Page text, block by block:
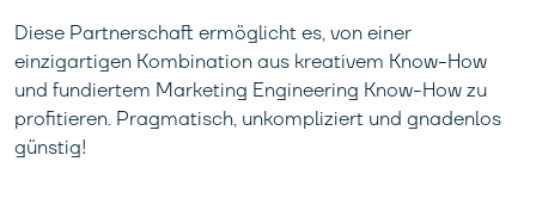
Diese Partnerschaft ermöglicht es, von einer
einzigartigen Kombination aus kreativem Know-How
und fundiertem Marketing Engineering Know-How zu
profitieren. Pragmatisch, unkompliziert und gnadenlos
günstig!